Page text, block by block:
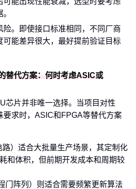
险。即使接口标准相同，不同厂商
可能差异很大，最好提前验证目标
替代方案：何时考虑ASIC或
芯片并非唯一选择。当项目对性
要求时，ASIC和FPGA等替代方案
）适合大批量生产场景，其定制化
和体积，但前期开发成本和周期较
门阵列）则适合需要频繁更新算法